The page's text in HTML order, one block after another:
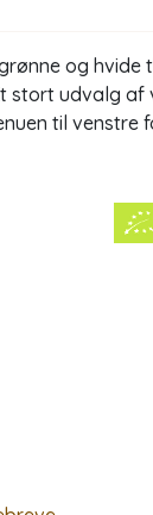
og hvide
stort udvalg af
til venstre